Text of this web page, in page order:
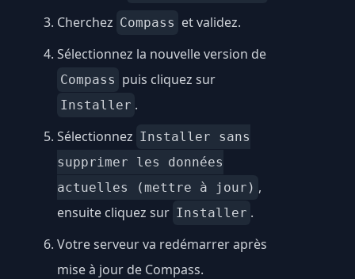
Cherchez Compass et validez.
Sélectionnez la nouvelle version de
Compass puis cliquez sur
Installer .
Sélectionnez Installer sans
supprimer les données
actuelles (mettre à jour) ,
ensuite cliquez sur Installer .
Votre serveur va redémarrer après
mise à jour de Compass.